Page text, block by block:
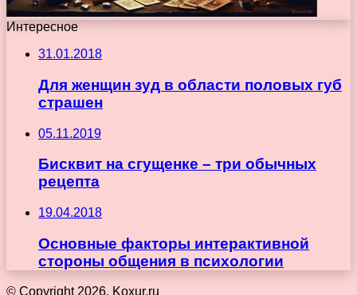
Интересное
31.01.2018
Для женщин зуд в области половых губ
страшен
05.11.2019
Бисквит на сгущенке – три обычных
рецепта
19.04.2018
Основные факторы интерактивной
стороны общения в психологии
© Copyright 2026, Koxur.ru